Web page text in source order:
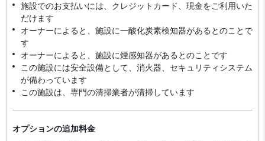
施設でのお支払いには、クレジットカード、現金をご利用いた
だけます
オーナーによると、施設に一酸化炭素検知器があるとのことで
す
オーナーによると、施設に煙感知器があるとのことです
この施設には安全設備として、消火器、セキュリティシステム
が備わっています
この施設は、専門の清掃業者が清掃しています
オプションの追加料金